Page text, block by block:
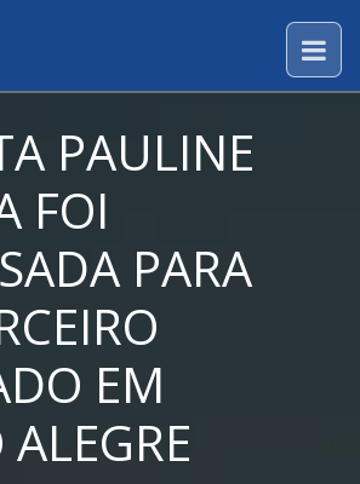
PAULINE
FOI
PARA
EM